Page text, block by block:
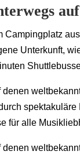
Unterkunft,
für alle